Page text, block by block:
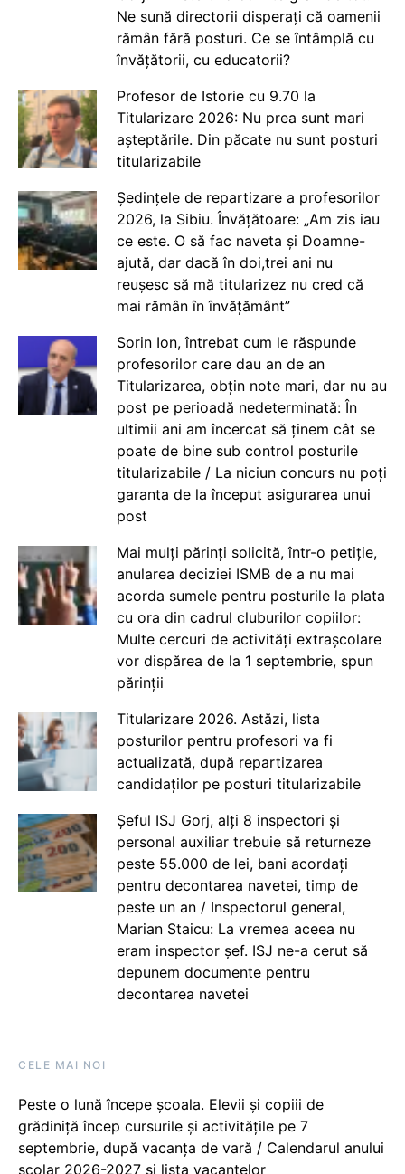
Ne sună directorii disperați că oamenii
rămân fără posturi. Ce se întâmplă cu
învățătorii, cu educatorii?
Profesor de Istorie cu 9.70 la
Titularizare 2026: Nu prea sunt mari
așteptările. Din păcate nu sunt posturi
titularizabile
Ședințele de repartizare a profesorilor
2026, la Sibiu. Învățătoare: „Am zis iau
ce este. O să fac naveta și Doamne-
ajută, dar dacă în doi,trei ani nu
reușesc să mă titularizez nu cred că
mai rămân în învățământ”
Sorin Ion, întrebat cum le răspunde
profesorilor care dau an de an
Titularizarea, obțin note mari, dar nu au
post pe perioadă nedeterminată: În
ultimii ani am încercat să ținem cât se
poate de bine sub control posturile
titularizabile / La niciun concurs nu poți
garanta de la început asigurarea unui
post
Mai mulți părinți solicită, într-o petiție,
anularea deciziei ISMB de a nu mai
acorda sumele pentru posturile la plata
cu ora din cadrul cluburilor copiilor:
Multe cercuri de activități extrașcolare
vor dispărea de la 1 septembrie, spun
părinții
Titularizare 2026. Astăzi, lista
posturilor pentru profesori va fi
actualizată, după repartizarea
candidaților pe posturi titularizabile
Șeful ISJ Gorj, alți 8 inspectori și
personal auxiliar trebuie să returneze
peste 55.000 de lei, bani acordați
pentru decontarea navetei, timp de
peste un an / Inspectorul general,
Marian Staicu: La vremea aceea nu
eram inspector șef. ISJ ne-a cerut să
depunem documente pentru
decontarea navetei
CELE MAI NOI
Peste o lună începe școala. Elevii și copiii de
grădiniță încep cursurile și activitățile pe 7
septembrie, după vacanța de vară / Calendarul anului
școlar 2026-2027 și lista vacanțelor